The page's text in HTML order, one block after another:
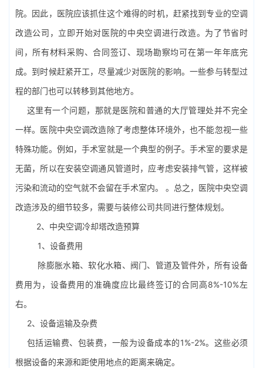
院。因此，医院应该抓住这个难得的时机，赶紧找到专业的空调
改造公司，立即开始对医院的中央空调进行改造。为了节省时
间，所有材料采购、合同签订、现场勘察均可在第一年年底完
成。到时候赶紧开工，尽量减少对医院的影响。一些参与转型过
程的部门也可以转移到其他地方。
这里有一个问题，那就是医院和普通的大厅管理处并不完全
一样。医院中央空调改造除了考虑整体环境外，也不能忽视一些
特殊功能。例如，手术室就是一个典型的例子。手术室的要求是
无菌，所以在安装空调通风管道时，应考虑安装排气管，这样被
污染和流动的空气就不会留在手术室内。 。总之，医院中央空调
改造涉及的细节较多，需要与装修公司共同进行整体规划。
2、中央空调冷却塔改造预算
1、设备费用
除膨胀水箱、软化水箱、阀门、管道及管件外，所有设备
费用为，设备费用的准确度应比最终签订的合同高8%-10%左
右。
2、设备运输及杂费
包括运输费、包装费，一般为设备成本的1%-2%。这些必须
根据设备的来源和距使用地点的距离来确定。